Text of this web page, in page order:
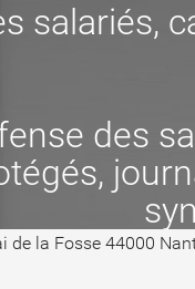
salariés,
des
de la Fosse 44000